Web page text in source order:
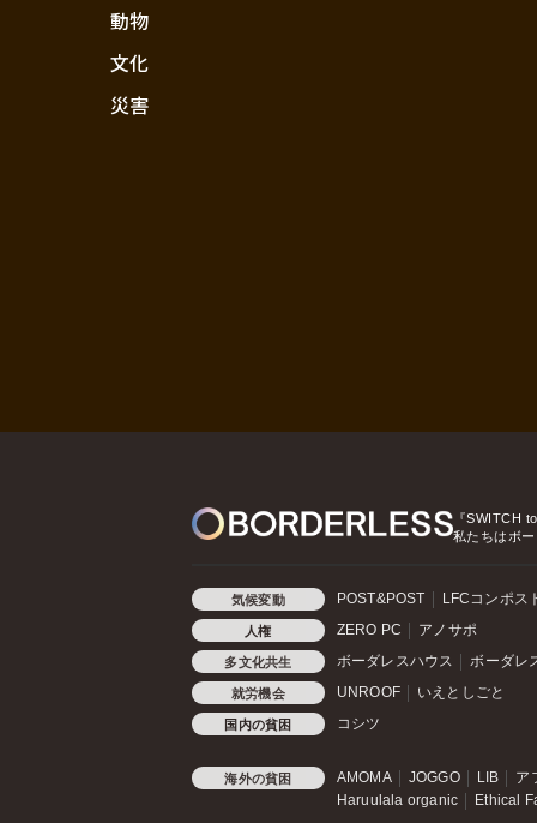
動物
文化
災害
『SWITCH
私たちはボ
気候変動 POST&POST LFCコンポス
人権 ZERO PC アノサポ
多文化共生 ボーダレスハウス ボーダレ
就労機会 UNROOF いえとしごと
国内の貧困 コシツ
海外の貧困 AMOMA JOGGO LIB
ア
Haruulala organic
Ethical